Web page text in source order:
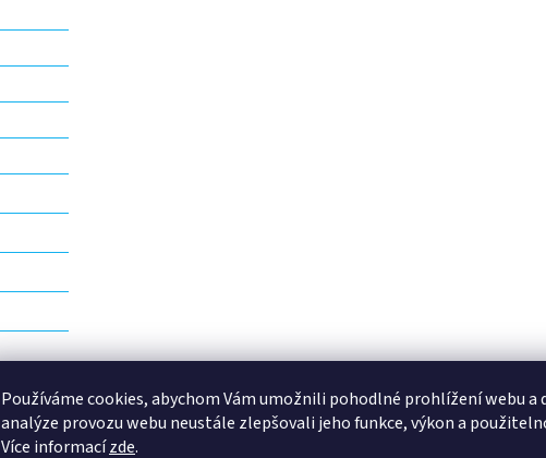
Používáme cookies, abychom Vám umožnili pohodlné prohlížení webu a
analýze provozu webu neustále zlepšovali jeho funkce, výkon a
Více informacízde.